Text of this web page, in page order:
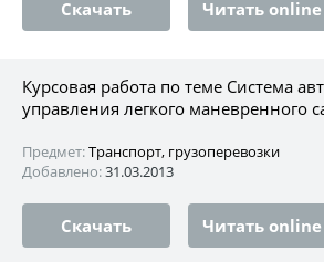
Скачать Читать online
Курсовая работа по теме Система
управления легкого маневренного
Предмет:Транспорт, грузоперевозки
Добавлено:31.03.2013
Скачать Читать online